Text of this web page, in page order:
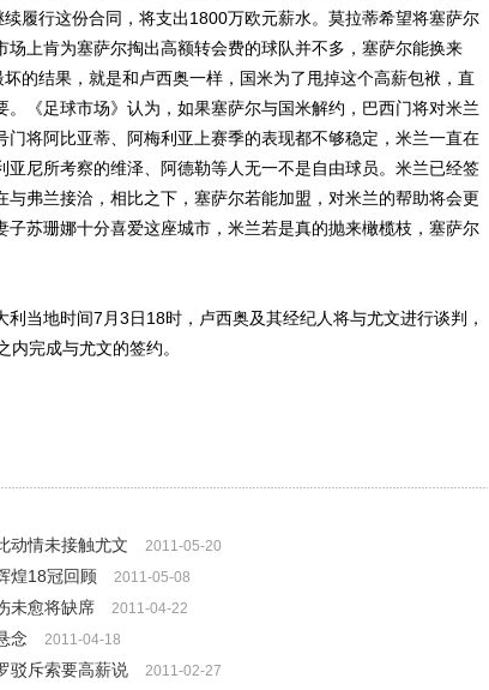
履行这份合同，将支出1800万欧元薪水。莫拉蒂希望将塞萨尔
上肯为塞萨尔掏出高额转会费的球队并不多，塞萨尔能换来
的结果，就是和卢西奥一样，国米为了甩掉这个高薪包袱，直
《足球市场》认为，如果塞萨尔与国米解约，巴西门将对米兰
将阿比亚蒂、阿梅利亚上赛季的表现都不够稳定，米兰一直在
尼所考察的维泽、阿德勒等人无一不是自由球员。米兰已经签
弗兰接洽，相比之下，塞萨尔若能加盟，对米兰的帮助将会更
子苏珊娜十分喜爱这座城市，米兰若是真的抛来橄榄枝，塞萨尔
地时间7月3日18时，卢西奥及其经纪人将与尤文进行谈判，
完成与尤文的签约。
动情未接触尤文
2011-05-20
煌18冠回顾 2011-05-08
未愈将缺席 2011-04-22
念 2011-04-18
驳斥索要高薪说 2011-02-27